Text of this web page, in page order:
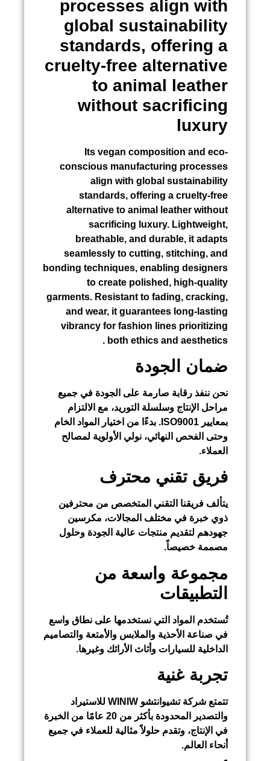
processes align with
global sustainability
standards, offering a
cruelty-free alternative
to animal leather
without sacrificing
luxury
Its vegan composition and eco-
conscious manufacturing processes
align with global sustainability
standards, offering a cruelty-free
alternative to animal leather without
sacrificing luxury. Lightweight,
breathable, and durable, it adapts
seamlessly to cutting, stitching, and
bonding techniques, enabling designers
to create polished, high-quality
garments. Resistant to fading, cracking,
and wear, it guarantees long-lasting
vibrancy for fashion lines prioritizing
both ethics and aesthetics .
ضمان الجودة
نحن ننفذ رقابة صارمة على الجودة في جميع
مراحل الإنتاج وسلسلة التوريد، مع الالتزام
بمعايير ISO9001. بدءًا من اختيار المواد الخام
وحتى الفحص النهائي، نولي الأولوية لمصالح
العملاء.
فريق تقني محترف
يتألف فريقنا التقني المتخصص من محترفين
ذوي خبرة في مختلف المجالات، مكرسين
جهودهم لتقديم منتجات عالية الجودة وحلول
مصممة خصيصاً.
مجموعة واسعة من
التطبيقات
تُستخدم المواد التي نستخدمها على نطاق واسع
في صناعة الأحذية والملابس والأمتعة والتصاميم
الداخلية للسيارات وأثاث الأرائك وغيرها.
تجربة غنية
تتمتع شركة تشيوانتشو WINIW للاستيراد
والتصدير المحدودة بأكثر من 20 عامًا من الخبرة
في الإنتاج، وتقدم حلولاً مثالية للعملاء في جميع
أنحاء العالم.